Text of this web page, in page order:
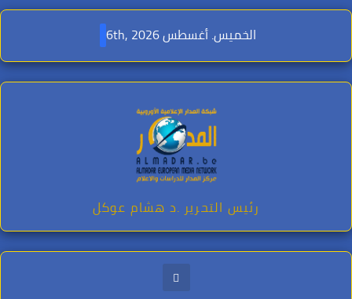
Skip
content
الخميس. أغسطس 6th, 2026
رئيس التحرير .د هشام عوكل